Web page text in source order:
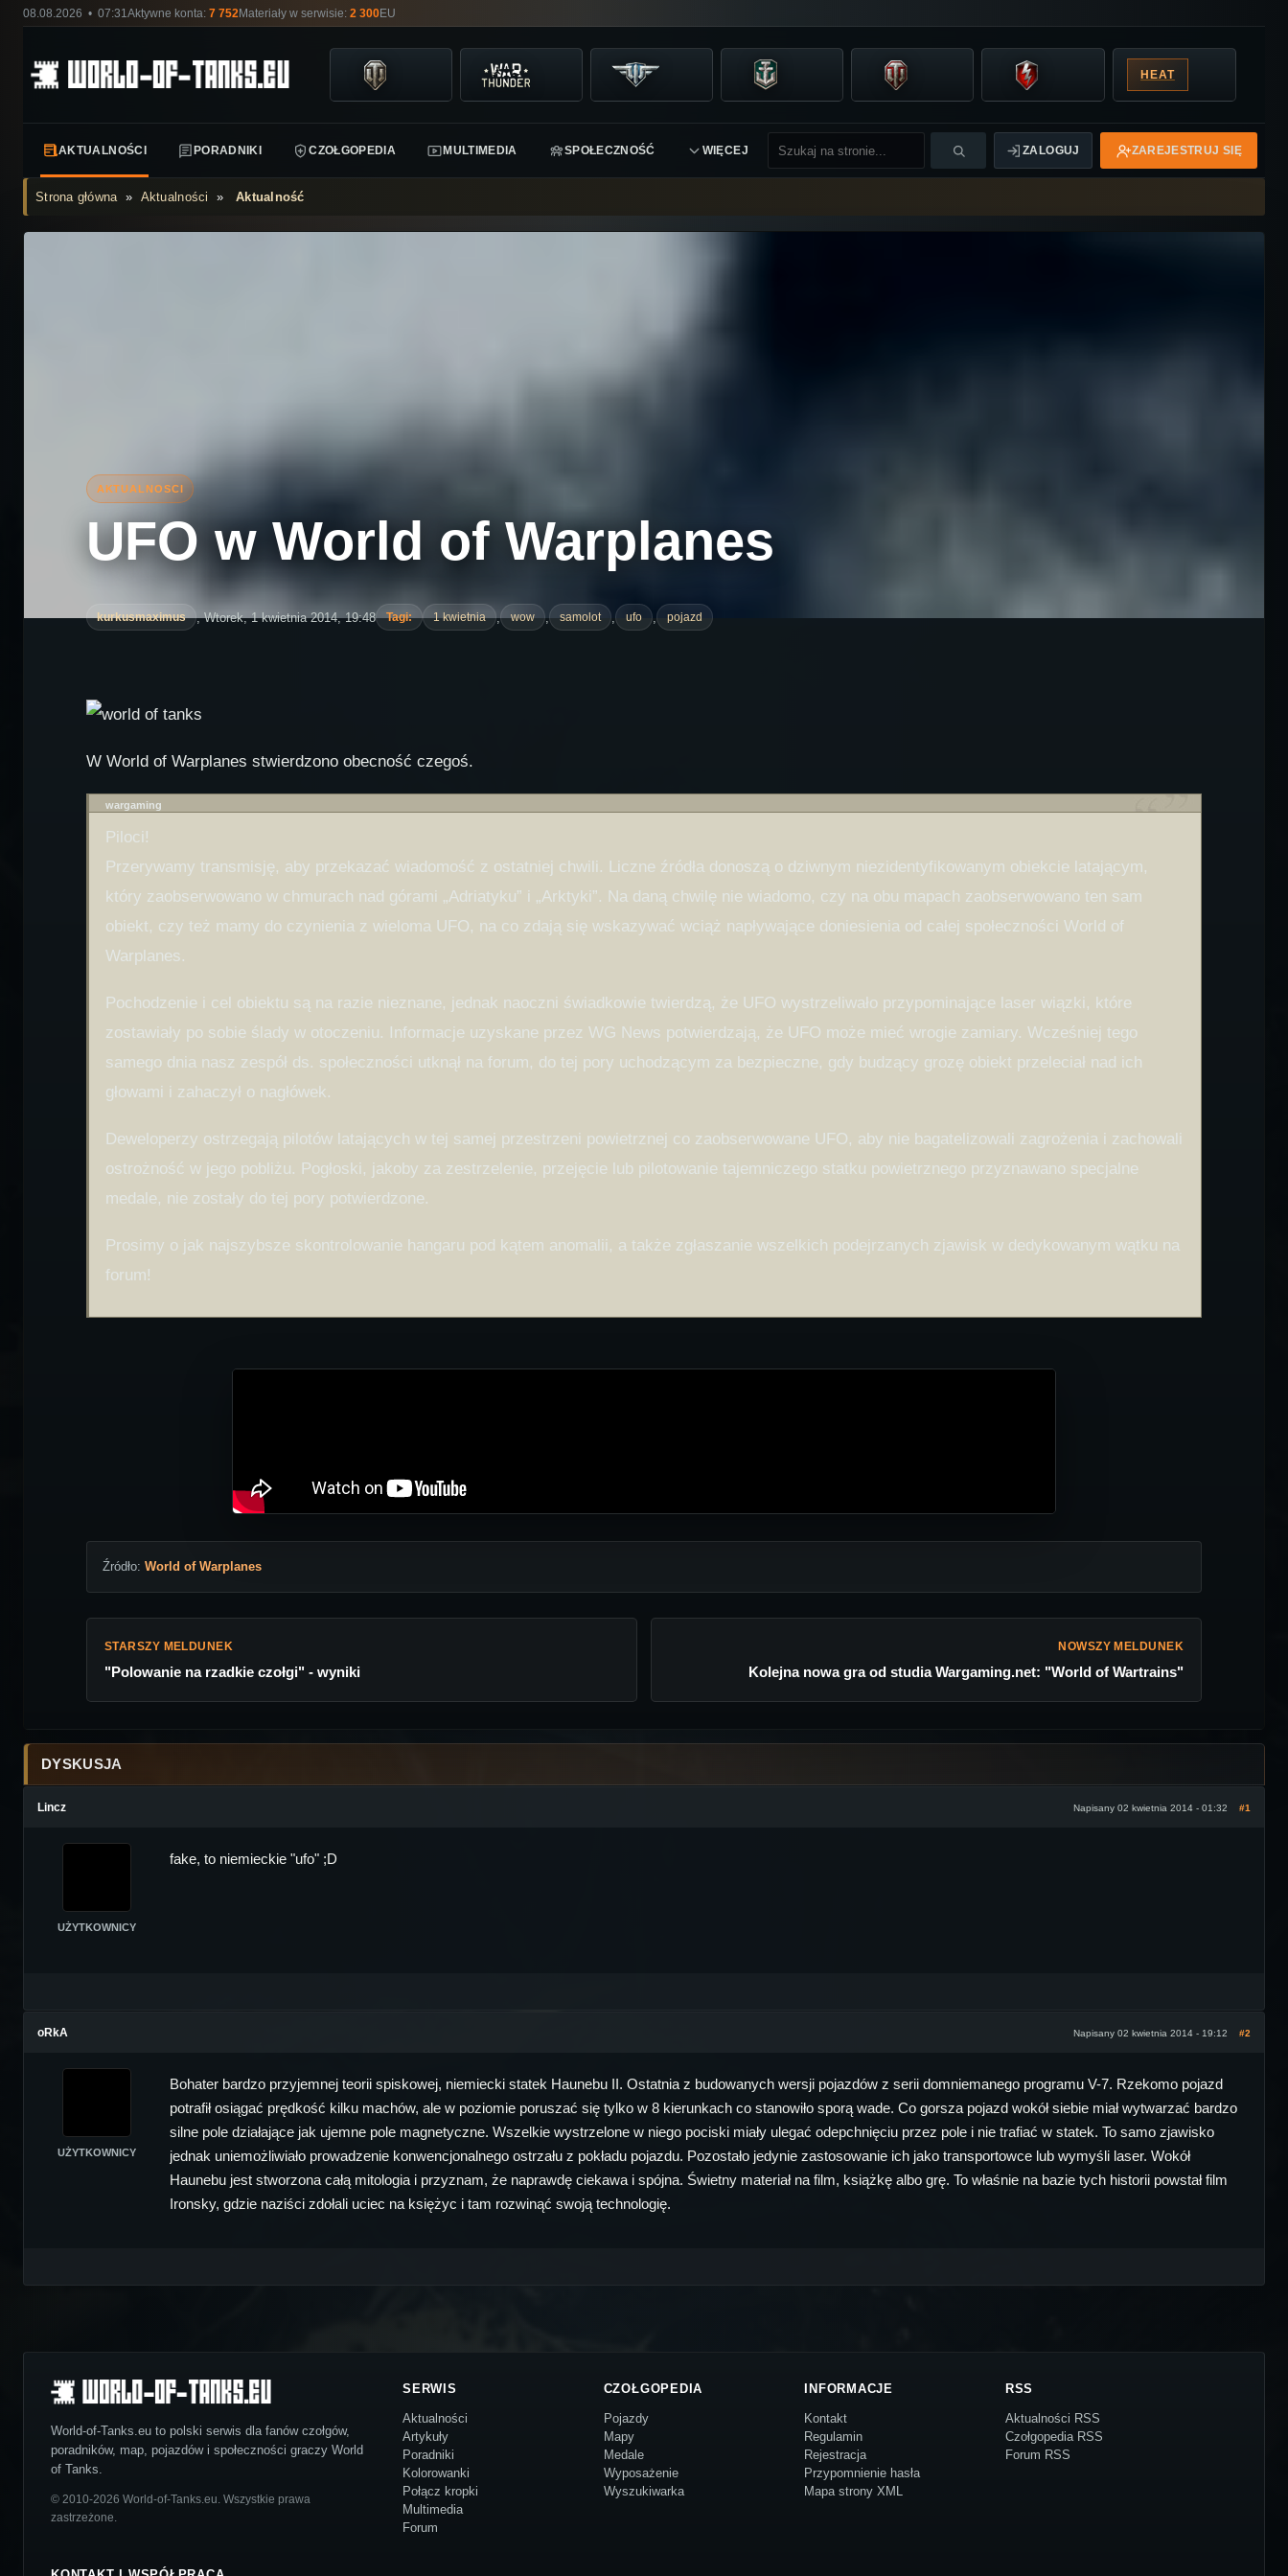
08.08.2026 • 07:31 Aktywne konta: 7 752Materiały w serwisie: 2 300EU
HEAT
AKTUALNOŚCI PORADNIKI CZOŁGOPEDIA MULTIMEDIA SPOŁECZNOŚĆ WIĘCEJ ZALOGUJ ZAREJESTRUJ SIĘ
Strona główna» Aktualności »Aktualność
UFO w World of Warplanes
kurkusmaximus , Wtorek, 1 kwietnia 2014, 19:48 Tagi: 1 kwietnia , wow , samolot , ufo , pojazd
W World of Warplanes stwierdzono obecność czegoś.
wargaming
Piloci!
Przerywamy transmisję, aby przekazać wiadomość z ostatniej chwili. Liczne źródła donoszą o dziwnym niezidentyfikowanym obiekcie latającym,
który zaobserwowano w chmurach nad górami „Adriatyku” i „Arktyki”. Na daną chwilę nie wiadomo, czy na obu mapach zaobserwowano ten sam
obiekt, czy też mamy do czynienia z wieloma UFO, na co zdają się wskazywać wciąż napływające doniesienia od całej społeczności World of
Warplanes.
Pochodzenie i cel obiektu są na razie nieznane, jednak naoczni świadkowie twierdzą, że UFO wystrzeliwało przypominające laser wiązki, które
zostawiały po sobie ślady w otoczeniu. Informacje uzyskane przez WG News potwierdzają, że UFO może mieć wrogie zamiary. Wcześniej tego
samego dnia nasz zespół ds. społeczności utknął na forum, do tej pory uchodzącym za bezpieczne, gdy budzący grozę obiekt przeleciał nad ich
głowami i zahaczył o nagłówek.
Deweloperzy ostrzegają pilotów latających w tej samej przestrzeni powietrznej co zaobserwowane UFO, aby nie bagatelizowali zagrożenia i zachowali
ostrożność w jego pobliżu. Pogłoski, jakoby za zestrzelenie, przejęcie lub pilotowanie tajemniczego statku powietrznego przyznawano specjalne
medale, nie zostały do tej pory potwierdzone.
Prosimy o jak najszybsze skontrolowanie hangaru pod kątem anomalii, a także zgłaszanie wszelkich podejrzanych zjawisk w dedykowanym wątku na
forum!
Źródło: World of Warplanes
STARSZY MELDUNEK
"Polowanie na rzadkie czołgi" - wyniki
NOWSZY MELDUNEK
Kolejna nowa gra od studia Wargaming.net: "World of Wartrains"
DYSKUSJA
Lincz Napisany 02 kwietnia 2014 - 01:32 #1
UŻYTKOWNICY
fake, to niemieckie "ufo" ;D
oRkA Napisany 02 kwietnia 2014 - 19:12 #2
UŻYTKOWNICY
Bohater bardzo przyjemnej teorii spiskowej, niemiecki statek Haunebu II. Ostatnia z budowanych wersji pojazdów z serii domniemanego programu V-7. Rzekomo pojazd
potrafił osiągać prędkość kilku machów, ale w poziomie poruszać się tylko w 8 kierunkach co stanowiło sporą wade. Co gorsza pojazd wokół siebie miał wytwarzać bardzo
silne pole działające jak ujemne pole magnetyczne. Wszelkie wystrzelone w niego pociski miały ulegać odepchnięciu przez pole i nie trafiać w statek. To samo zjawisko
jednak uniemożliwiało prowadzenie konwencjonalnego ostrzału z pokładu pojazdu. Pozostało jedynie zastosowanie ich jako transportowce lub wymyśli laser. Wokół
Haunebu jest stworzona całą mitologia i przyznam, że naprawdę ciekawa i spójna. Świetny materiał na film, książkę albo grę. To właśnie na bazie tych historii powstał film
Ironsky, gdzie naziści zdołali uciec na księżyc i tam rozwinąć swoją technologię.
World-of-Tanks.eu to polski serwis dla fanów czołgów,
poradników, map, pojazdów i społeczności graczy World
of Tanks.
© 2010-2026 World-of-Tanks.eu. Wszystkie prawa
zastrzeżone.
SERWIS
Aktualności
Artykuły
Poradniki
Kolorowanki
Połącz kropki
Multimedia
Forum
CZOŁGOPEDIA
Pojazdy
Mapy
Medale
Wyposażenie
Wyszukiwarka
INFORMACJE
Kontakt
Regulamin
Rejestracja
Przypomnienie hasła
Mapa strony XML
RSS
Aktualności RSS
Czołgopedia RSS
Forum RSS